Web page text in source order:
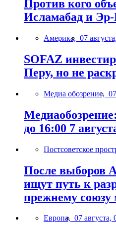
Против кого
Исламабад и
Америка, 07
SOFAZ
Перу, но не
Медиа обозрение,
до 16:00 7
Постсоветское
После выборов
ищут путь к
прежнему союзу
Европа, 07 августа,